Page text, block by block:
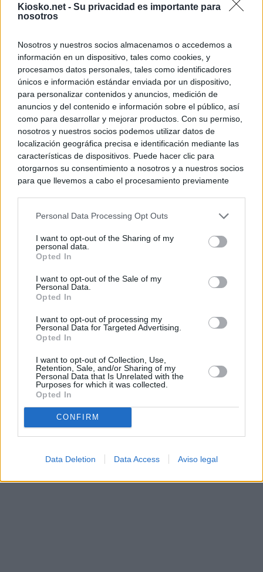
Kiosko.net - Su privacidad es importante para
nosotros
Nosotros y nuestros socios almacenamos o accedemos a
información en un dispositivo, tales como cookies, y
procesamos datos personales, tales como identificadores
únicos e información estándar enviada por un dispositivo,
para personalizar contenidos y anuncios, medición de
anuncios y del contenido e información sobre el público, así
como para desarrollar y mejorar productos. Con su permiso,
nosotros y nuestros socios podemos utilizar datos de
localización geográfica precisa e identificación mediante las
características de dispositivos. Puede hacer clic para
otorgarnos su consentimiento a nosotros y a nuestros socios
para que llevemos a cabo el procesamiento previamente
negar su consentimiento. Tenga en cuenta que algún
de su consentimiento, pero usted tiene el derecho de
rechazar tal procesamiento. Sus preferencias se aplicarán
cualquier momento entrando de nuevo en este sitio web o
visitando nuestra política de privacidad.
Personal Data Processing Opt Outs
I want to opt-out of the Sharing of my
personal data.
Opted In
I want to opt-out of the Sale of my
Personal Data.
Opted In
I want to opt-out of processing my
Personal Data for Targeted Advertising.
Opted In
I want to opt-out of Collection, Use,
Retention, Sale, and/or Sharing of my
Personal Data that Is Unrelated with the
Purposes for which it was collected.
Opted In
CONFIRM
Data Deletion Data Access Aviso legal